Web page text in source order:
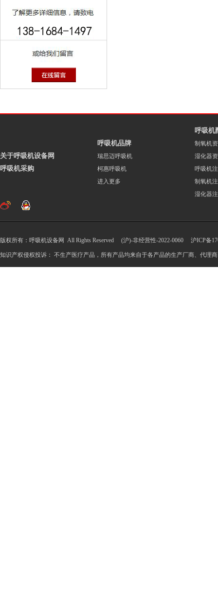
关于呼吸机设备网
呼吸机采购
呼吸机品牌
瑞思迈呼吸机
柯惠呼吸机
进入更多
呼吸机
制氧机
湿化器
呼吸机
制氧机
湿化器
版权所有：呼吸机设备网 All Rights Reserved (沪)-非经营性-2022-0060 沪ICP备
知识产权侵权投诉： 不生产医疗产品，所有产品均来自于各产品的生产厂商、代理